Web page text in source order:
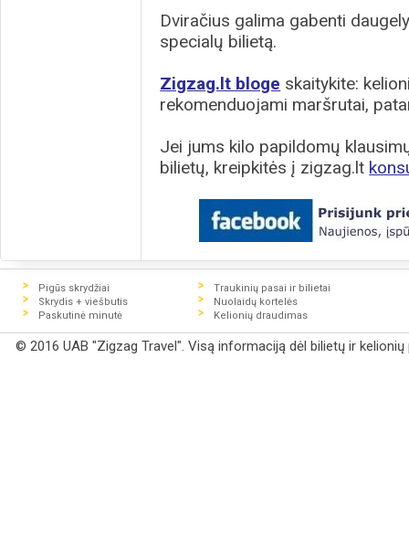
Dviračius galima gabenti
specialų bilietą.
Zigzag.lt bloge skaitykite:
rekomenduojami maršrutai,
Jei jums kilo papildomų
bilietų, kreipkitės į zigzag.lt
Pigūs skrydžiai
Skrydis + viešbutis
Paskutinė minutė
Traukinių pasai ir bilietai
Nuolaidų kortelės
Kelionių draudimas
© 2016 UAB "Zigzag Travel". Visą informaciją dėl bilietų ir